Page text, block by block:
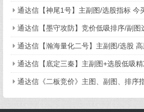
机电脑通用
通达信【神尾1号】主副图/选股指标 今
超短线T+1稀缺信号 源码
通达信【墨守攻防】竞价低吸排序/副图
标 低吸策略信号固定
通达信【瀚海量化二号】主副图/选股
买T1思路 指标源码
通达信【底定三秦】主副图+选股低吸
出票少而精，五年平均胜率92%。
通达信《二板竞价》主图、副图、排序
进二量化，信号固定，可回测 电脑版